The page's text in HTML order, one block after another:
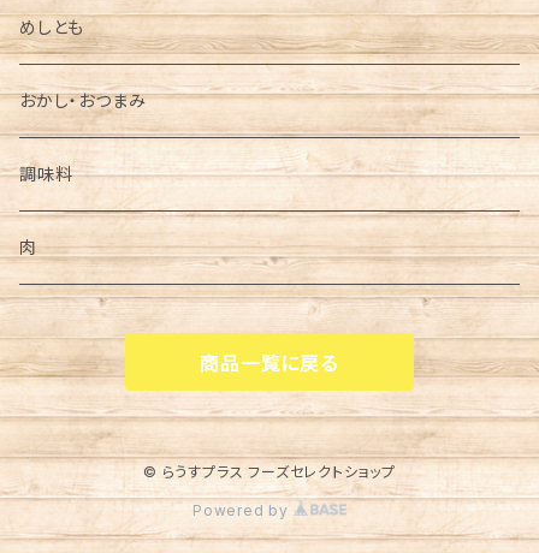
お刺身
かに・えび
鮭
魚卵
干物
ごちそう
鍋
めしとも
おかし・おつまみ
調味料
肉
商品一覧に戻る
© らうすプラス フーズセレクトショップ
Powered by